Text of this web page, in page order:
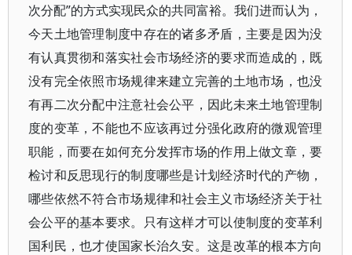
次分配”的方式实现民众的共同富裕。我们进而认为，
今天土地管理制度中存在的诸多矛盾，主要是因为没
有认真贯彻和落实社会市场经济的要求而造成的，既
没有完全依照市场规律来建立完善的土地市场，也没
有再二次分配中注意社会公平，因此未来土地管理制
度的变革，不能也不应该再过分强化政府的微观管理
职能，而要在如何充分发挥市场的作用上做文章，要
检讨和反思现行的制度哪些是计划经济时代的产物，
哪些依然不符合市场规律和社会主义市场经济关于社
会公平的基本要求。只有这样才可以使制度的变革利
国利民，也才使国家长治久安。这是改革的根本方向